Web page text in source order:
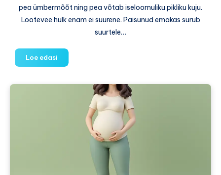
pea ümbermõõt ning pea võtab iseloomuliku pikliku kuju.
Lootevee hulk enam ei suurene. Paisunud emakas surub
suurtele…
Loe edasi
nädal